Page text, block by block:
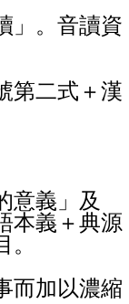
」。音讀資
第二式＋漢
意義」及
本義＋典源
而加以濃縮